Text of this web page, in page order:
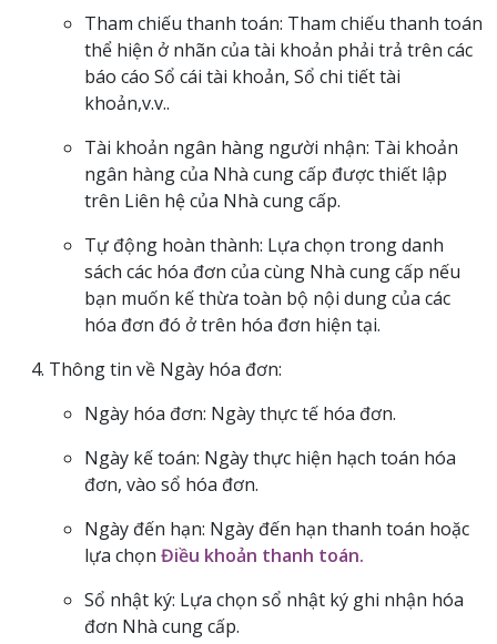
Tham chiếu thanh toán: Tham chiếu thanh toán
thể hiện ở nhãn của tài khoản phải trả trên các
báo cáo Sổ cái tài khoản, Sổ chi tiết tài
khoản,v.v..
Tài khoản ngân hàng người nhận: Tài khoản
ngân hàng của Nhà cung cấp được thiết lập
trên Liên hệ của Nhà cung cấp.
Tự động hoàn thành: Lựa chọn trong danh
sách các hóa đơn của cùng Nhà cung cấp nếu
bạn muốn kế thừa toàn bộ nội dung của các
hóa đơn đó ở trên hóa đơn hiện tại.
Thông tin về Ngày hóa đơn:
Ngày hóa đơn: Ngày thực tế hóa đơn.
Ngày kế toán: Ngày thực hiện hạch toán hóa
đơn, vào sổ hóa đơn.
Ngày đến hạn: Ngày đến hạn thanh toán hoặc
lựa chọn Điều khoản thanh toán.
Sổ nhật ký: Lựa chọn sổ nhật ký ghi nhận hóa
đơn Nhà cung cấp.